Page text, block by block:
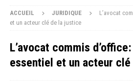
ACCUEIL JURIDIQUE
L’avocat
et un acteur clé de la justice
L’avocat commis
essentiel et un acteur